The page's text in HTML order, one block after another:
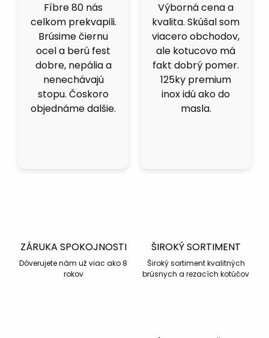
Fíbre 80 nás
celkom prekvapili.
Brúsime čiernu
ocel a berú fest
dobre, nepália a
nenechávajú
stopu. Čoskoro
objednáme dalšie.
Výborná cena a
kvalita. Skúšal som
viacero obchodov,
ale kotucovo má
fakt dobrý pomer.
125ky premium
inox idú ako do
masla.
ZÁRUKA SPOKOJNOSTI
Dôverujete nám už viac ako 8
rokov
ŠIROKÝ SORTIMENT
Široký sortiment kvalitných
brúsnych a rezacích kotúčov